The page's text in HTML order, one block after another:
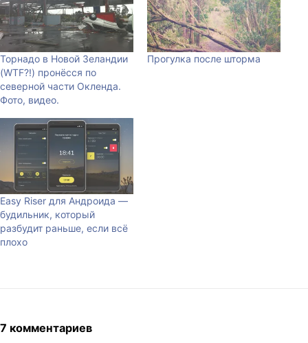
Торнадо в Новой Зеландии
(WTF?!) пронёсся по
северной части Окленда.
Фото, видео.
Прогулка после шторма
Easy Riser для Андроида —
будильник, который
разбудит раньше, если всё
плохо
7 комментариев